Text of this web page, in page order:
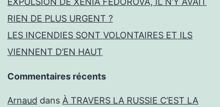
RIEN DE PLUS URGENT ?
LES INCENDIES SONT VOLONTAIRES ET ILS
VIENNENT D’EN HAUT
Commentaires récents
Arnaud dans À TRAVERS LA RUSSIE C’EST LA